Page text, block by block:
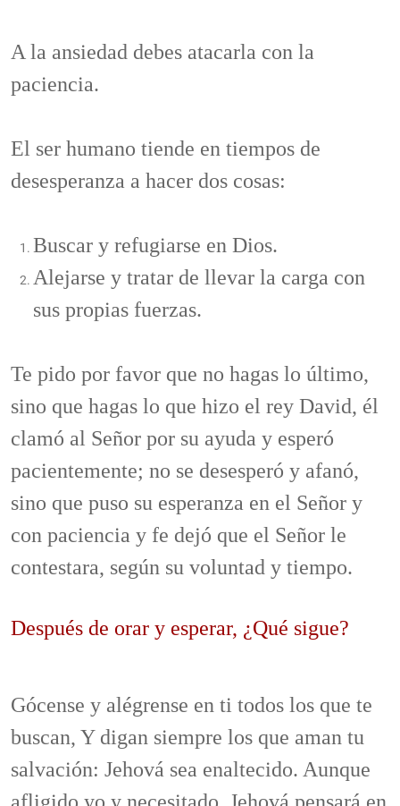
A la ansiedad debes atacarla con la
paciencia.
El ser humano tiende en tiempos de
desesperanza a hacer dos cosas:
Buscar y refugiarse en Dios.
Alejarse y tratar de llevar la carga con
sus propias fuerzas.
Te pido por favor que no hagas lo último,
sino que hagas lo que hizo el rey David, él
clamó al Señor por su ayuda y esperó
pacientemente; no se desesperó y afanó,
sino que puso su esperanza en el Señor y
con paciencia y fe dejó que el Señor le
contestara, según su voluntad y tiempo.
Después de orar y esperar, ¿Qué sigue?
Gócense y alégrense en ti todos los que te
buscan, Y digan siempre los que aman tu
salvación: Jehová sea enaltecido. Aunque